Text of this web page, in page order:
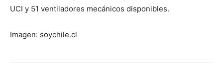
UCI y 51 ventiladores mecánicos disponibles.
Imagen: soychile.cl